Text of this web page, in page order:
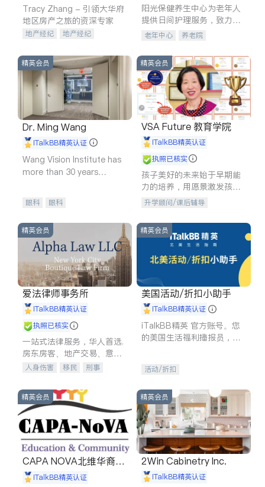
Tracy Zhang - 引领大华府
地区房产之旅的资深专家
地产经纪
地产经纪
商铺租售
开发商建商
阳光保健养生中心为老年人
提供日间护理服务，致力于
通过持续的护理创新来有效
老年中心 养老院
精英会员
Dr. Ming Wang
iTalkBB精英认证
Wang Vision Institute has
more than 30 years
眼科 眼科
精英会员
VSA Future 教育学院
iTalkBB精英认证
执照已核实
孩子美好的未来始于早期能
力的培养，用愿景激发孩子
的学习潜力和动力。理念：
拥有成长型心态是成功的基
石。
升学顾问/课后辅导
精英会员
爱法律师事务所
iTalkBB精英认证
执照已核实
一站式法律服务，华人首选.
房东房客、地产交易、意外
伤害、车祸重伤、商业诉
建筑合同、刑事案件全包办
人身伤害 移民
刑事
信托/遗嘱
商业
索赔
律师-其它 保释
精英会员
美国活动/折扣小助手
iTalkBB精英认证
iTalkBB精英 官方账号。您
的美国生活福利播报员，精
专属福利。
活动/折扣
精英会员
CAPA NOVA北维华裔家
长会iTalkBB精英认证
精英会员
2Win Cabinetry Inc.
iTalkBB精英认证